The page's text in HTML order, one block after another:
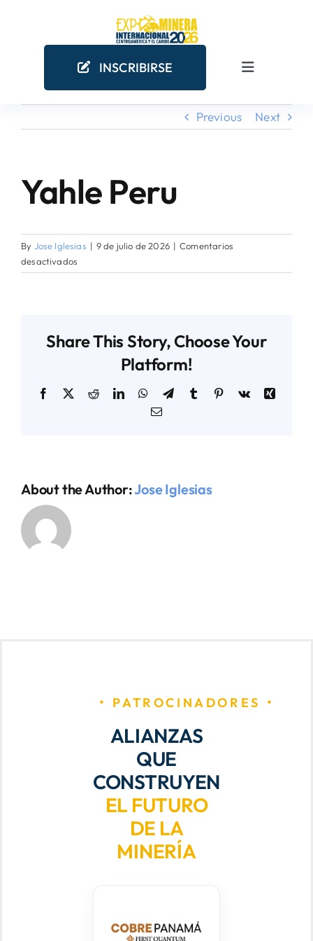
INSCRIBIRSE
Toggle
¿POR QUÉ PARTICIPAR?
AGENDA TÉCNICO-COMERCIAL
ACERCA DE NOSOTROS
Previous Next
View
Larger
Yahle Peru
By Jose Iglesias | 9 de julio de 2026 | Comentarios
desactivados
Yahle
Share This Story, Choose Your
Platform!
Facebook
X RedditLinkedInWhatsApp
TelegramTumblr Pinterest
Vk
Xing
Email
About the Author:Jose Iglesias
PATROCINADORES
ALIANZAS
QUE
CONSTRUYEN
EL FUTURO
DE LA
MINERÍA